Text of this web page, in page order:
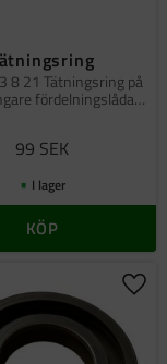
8 21 Tätningsring på
fördelningslåda
99 SEK
I lager
KÖP